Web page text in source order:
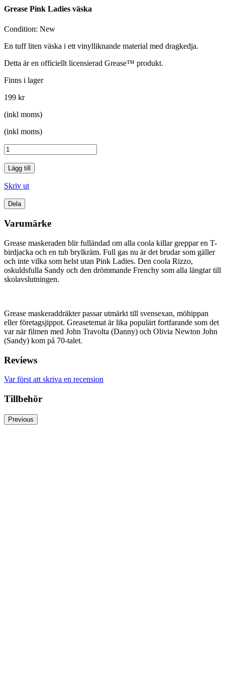
Grease Pink Ladies väska
Condition: New
En tuff liten väska i ett vinylliknande material med dragkedja.
Detta är en officiellt licensierad Grease™ produkt.
Finns i lager
199 kr
(inkl moms)
(inkl moms)
Lägg till
Skriv ut
Dela
Varumärke
Grease maskeraden blir fulländad om alla coola killar greppar en T-
birdjacka och en tub brylkräm. Full gas nu är det brudar som gäller
och inte vilka som helst utan Pink Ladies. Den coola Rizzo,
oskuldsfulla Sandy och den drömmande Frenchy som alla längtar till
skolavslutningen.
Grease maskeraddräkter passar utmärkt till svensexan, möhippan
eller företagsjippot. Greasetemat är lika populärt fortfarande som det
var när filmen med John Travolta (Danny) och Olivia Newton John
(Sandy) kom på 70-talet.
Reviews
Var först att skriva en recension
Tillbehör
Previous